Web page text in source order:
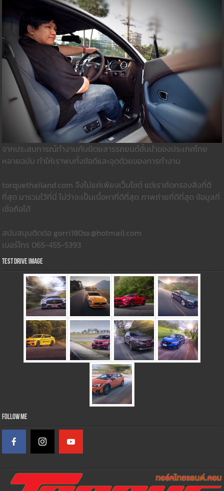
จากประสบการณ์ทำงานกับนิตยสารรถยนต์ชั้นนำของประเทศไทย
หลายฉบับ ทำให้เราพบทั้งข้อดีและจุดด้วยของการทำงาน
torquethailand.com จึงไม่แค่เพียงเว็บไซต์ แต่เราคัดกรองสิ่งที่ดี
ที่สุด มารวมใว้ที่นี่ ไม่ว่าจะเป็นเนื้อหาที่ดีที่สุด ภาพถ่ายที่ดีที่สุด ข้อมูลที่
เชื่อถือได้
สนับสนุนติดต่อ gorri180sx@hotmail.com
เบอร์โทร 065-455-5393
Test Drive Image
Follow Me